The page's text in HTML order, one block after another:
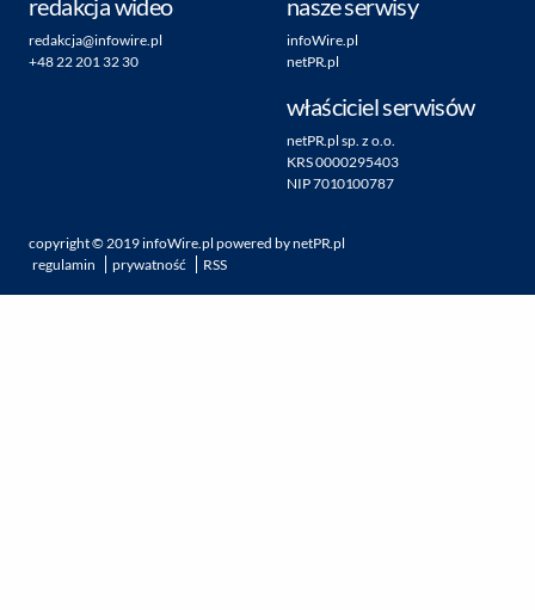
redakcja wideo
redakcja@infowire.pl
+48 22 201 32 30
nasze serwisy
infoWire.pl
netPR.pl
właściciel serwisów
netPR.pl sp. z o.o.
KRS 0000295403
NIP 7010100787
copyright ©2019infoWire.pl powered bynetPR.pl
regulamin
prywatność RSS